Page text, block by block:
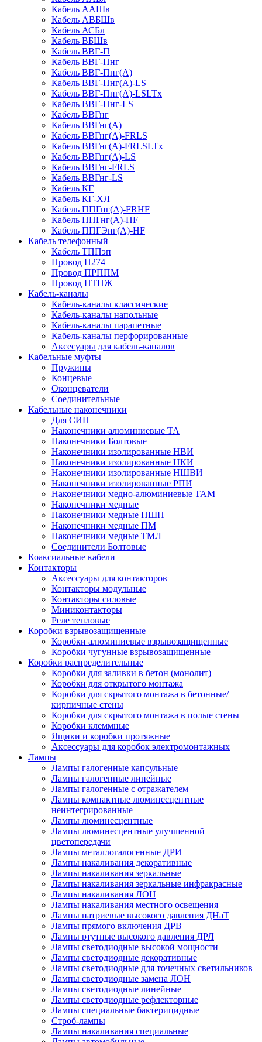
Кабель ААШв
Кабель АВБШв
Кабель АСБл
Кабель ВБШв
Кабель ВВГ-П
Кабель ВВГ-Пнг
Кабель ВВГ-Пнг(А)
Кабель ВВГ-Пнг(А)-LS
Кабель ВВГ-Пнг(А)-LSLTx
Кабель ВВГ-Пнг-LS
Кабель ВВГнг
Кабель ВВГнг(А)
Кабель ВВГнг(А)-FRLS
Кабель ВВГнг(А)-FRLSLTx
Кабель ВВГнг(А)-LS
Кабель ВВГнг-FRLS
Кабель ВВГнг-LS
Кабель КГ
Кабель КГ-ХЛ
Кабель ППГнг(А)-FRHF
Кабель ППГнг(А)-HF
Кабель ППГЭнг(А)-HF
Кабель телефонный
Кабель ТППэп
Провод П274
Провод ПРППМ
Провод ПТПЖ
Кабель-каналы
Кабель-каналы классические
Кабель-каналы напольные
Кабель-каналы парапетные
Кабель-каналы перфорированные
Аксесуары для кабель-каналов
Кабельные муфты
Пружины
Концевые
Оконцеватели
Соединительные
Кабельные наконечники
Для СИП
Наконечники алюминиевые ТА
Наконечники Болтовые
Наконечники изолированные НВИ
Наконечники изолированные НКИ
Наконечники изолированные НШВИ
Наконечники изолированные РПИ
Наконечники медно-алюминиевые ТАМ
Наконечники медные
Наконечники медные НШП
Наконечники медные ПМ
Наконечники медные ТМЛ
Соединители Болтовые
Коаксиальные кабели
Контакторы
Аксессуары для контакторов
Контакторы модульные
Контакторы силовые
Миниконтакторы
Реле тепловые
Коробки взрывозащищенные
Коробки алюминиевые взрывозащищенные
Коробки чугунные взрывозащищенные
Коробки распределительные
Коробки для заливки в бетон (монолит)
Коробки для открытого монтажа
Коробки для скрытого монтажа в бетонные/
кирпичные стены
Коробки для скрытого монтажа в полые стены
Коробки клеммные
Ящики и коробки протяжные
Аксессуары для коробок электромонтажных
Лампы
Лампы галогенные капсульные
Лампы галогенные линейные
Лампы галогенные с отражателем
Лампы компактные люминесцентные
неинтегрированные
Лампы люминесцентные
Лампы люминесцентные улучшенной
цветопередачи
Лампы металлогалогенные ДРИ
Лампы накаливания декоративные
Лампы накаливания зеркальные
Лампы накаливания зеркальные инфракрасные
Лампы накаливания ЛОН
Лампы накаливания местного освещения
Лампы натриевые высокого давления ДНаТ
Лампы прямого включения ДРВ
Лампы ртутные высокого давления ДРЛ
Лампы светодиодные высокой мощности
Лампы светодиодные декоративные
Лампы светодиодные для точечных светильников
Лампы светодиодные замена ЛОН
Лампы светодиодные линейные
Лампы светодиодные рефлекторные
Лампы специальные бактерицидные
Строб-лампы
Лампы накаливания специальные